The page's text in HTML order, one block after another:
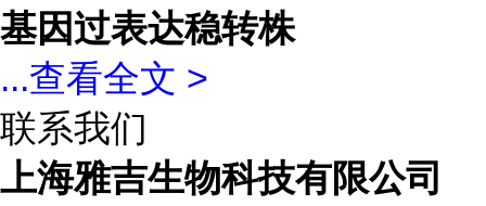
基因过表达稳转株
...查看全文 >
联系我们
上海雅吉生物科技有限公司